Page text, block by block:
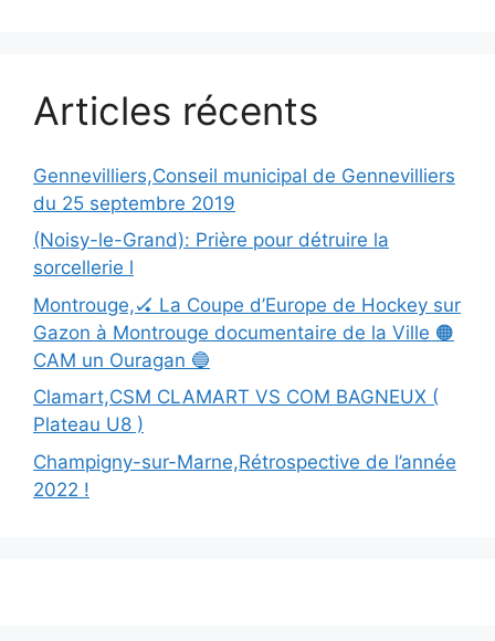
Articles récents
Gennevilliers,Conseil municipal de Gennevilliers
du 25 septembre 2019
(Noisy-le-Grand): Prière pour détruire la
sorcellerie l
Montrouge,🏑 La Coupe d’Europe de Hockey sur
Gazon à Montrouge documentaire de la Ville 🟠
CAM un Ouragan 🔵
Clamart,CSM CLAMART VS COM BAGNEUX (
Plateau U8 )
Champigny-sur-Marne,Rétrospective de l’année
2022 !